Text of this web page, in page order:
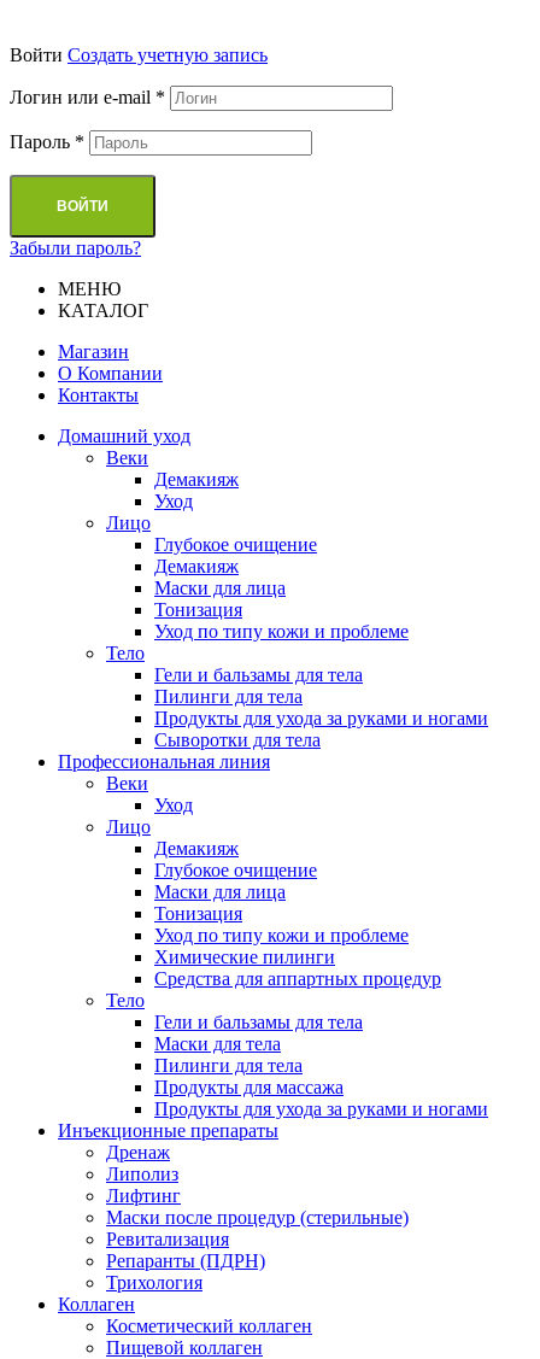
Войти Cоздать учетную запись
Логин или e-mail *
Пароль *
ВОЙТИ
Забыли пароль?
МЕНЮ
КАТАЛОГ
Магазин
О Компании
Контакты
Домашний уход
Веки
Демакияж
Уход
Лицо
Глубокое очищение
Демакияж
Маски для лица
Тонизация
Уход по типу кожи и проблеме
Тело
Гели и бальзамы для тела
Пилинги для тела
Продукты для ухода за руками и ногами
Сыворотки для тела
Профессиональная линия
Веки
Уход
Лицо
Демакияж
Глубокое очищение
Маски для лица
Тонизация
Уход по типу кожи и проблеме
Химические пилинги
Средства для аппартных процедур
Тело
Гели и бальзамы для тела
Маски для тела
Пилинги для тела
Продукты для массажа
Продукты для ухода за руками и ногами
Инъекционные препараты
Дренаж
Липолиз
Лифтинг
Маски после процедур (стерильные)
Ревитализация
Репаранты (ПДРН)
Трихология
Коллаген
Косметический коллаген
Пищевой коллаген